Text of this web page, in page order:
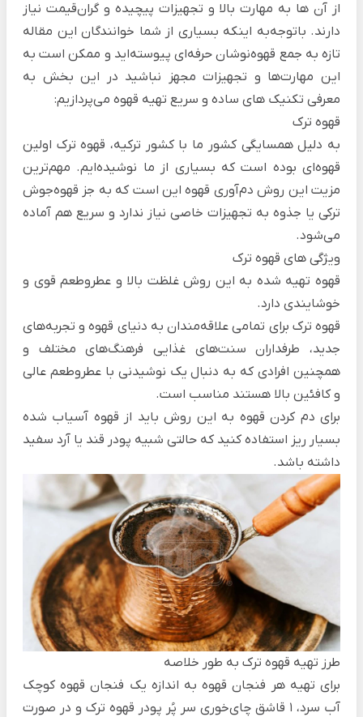
از آن ها به مهارت بالا و تجهیزات پیچیده و گران‌قیمت نیاز
دارند. باتوجه‌به اینکه بسیاری از شما خوانندگان این مقاله
تازه به جمع قهوه‌نوشان حرفه‌ای پیوسته‌اید و ممکن است به
این مهارت‌ها و تجهیزات مجهز نباشید در این بخش به
معرفی تکنیک های ساده و سریع تهیه قهوه می‌پردازیم:
قهوه ترک
به دلیل همسایگی کشور ما با کشور ترکیه، قهوه ترک اولین
قهوه‌ای بوده است که بسیاری از ما نوشیده‌ایم. مهم‌ترین
مزیت این روش دم‌آوری قهوه این است که به جز قهوه‌جوش
ترکی یا جذوه به تجهیزات خاصی نیاز ندارد و سریع هم آماده
می‌شود.
ویژگی های قهوه ترک
قهوه تهیه شده به این روش غلظت بالا و عطروطعم قوی و
خوشایندی دارد.
قهوه ترک برای تمامی علاقه‌مندان به دنیای قهوه و تجربه‌های
جدید، طرفداران سنت‌های غذایی فرهنگ‌های مختلف و
همچنین افرادی که به دنبال یک نوشیدنی با عطروطعم عالی
و کافئین بالا هستند مناسب است.
برای دم کردن قهوه به این روش باید از قهوه آسیاب شده
بسیار ریز استفاده کنید که حالتی شبیه پودر قند یا آرد سفید
داشته باشد.
طرز تهیه قهوه ترک به طور خلاصه
برای تهیه هر فنجان قهوه به اندازه یک فنجان قهوه کوچک
آب سرد، 1 قاشق چای‌خوری سر پُر پودر قهوه ترک و در صورت